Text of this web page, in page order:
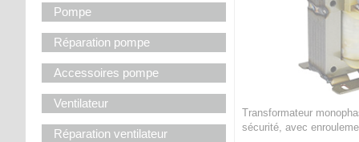
Pompe
Réparation pompe
Accessoires pompe
Ventilateur
Réparation ventilateur
Transformateur
sécurité, avec